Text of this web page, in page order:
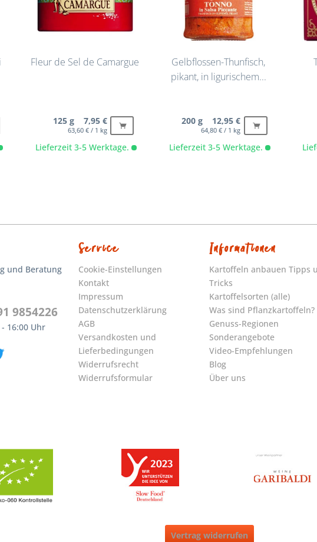
Fleur de Sel de Camargue
Lieferzeit 3-5 Werktage.
125 g 7,95 €
63,60 € / 1 kg
Gelbflossen-Thunfisch,
pikant, in ligurischem...
Lieferzeit 3-5 Werktage.
200 g 12,95 €
64,80 € / 1 kg
und Beratung
9854226
16:00 Uhr
Service
Cookie-Einstellungen
Kontakt
Impressum
Datenschutzerklärung
AGB
Versandkosten und
Lieferbedingungen
Widerrufsrecht
Widerrufsformular
Informationen
Kartoffeln anbauen Tipps
Tricks
Kartoffelsorten (alle)
Was sind Pflanzkartoffeln?
Genuss-Regionen
Sonderangebote
Video-Empfehlungen
Blog
Über uns
Vertrag widerrufen